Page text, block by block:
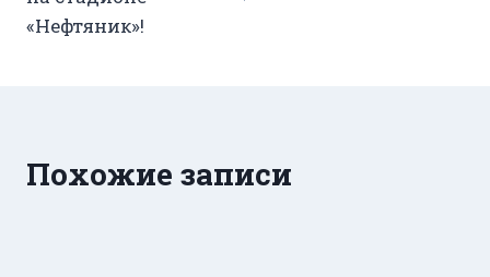
«Нефтяник»!
Похожие записи